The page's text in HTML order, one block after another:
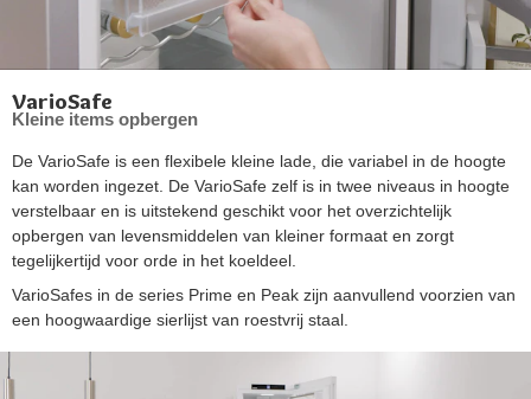
VarioSafe
Kleine items opbergen
De VarioSafe is een flexibele kleine lade, die variabel in de hoogte
kan worden ingezet. De VarioSafe zelf is in twee niveaus in hoogte
verstelbaar en is uitstekend geschikt voor het overzichtelijk
opbergen van levensmiddelen van kleiner formaat en zorgt
tegelijkertijd voor orde in het koeldeel.
VarioSafes in de series Prime en Peak zijn aanvullend voorzien van
een hoogwaardige sierlijst van roestvrij staal.